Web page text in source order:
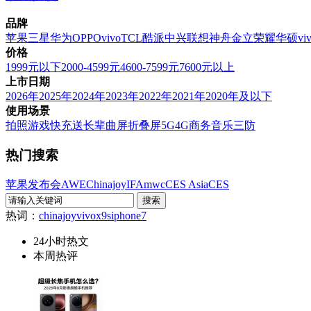
品牌
苹果三星华为OPPOvivoTCL酷派中兴联想神舟金立荣耀华硕
价格
1999元以下2000-4599元4600-7599元7600元以上
上市日期
2026年2025年2024年2023年2022年2021年2020年及以下
使用场景
拍照游戏快充送长辈曲屏折叠屏5G4G商务音乐三防
热门搜索
苹果发布会AWEChinajoyIFAmwcCES AsiaCES
热词： chinajoyvivox9siphone7
24小时热文
本周热评